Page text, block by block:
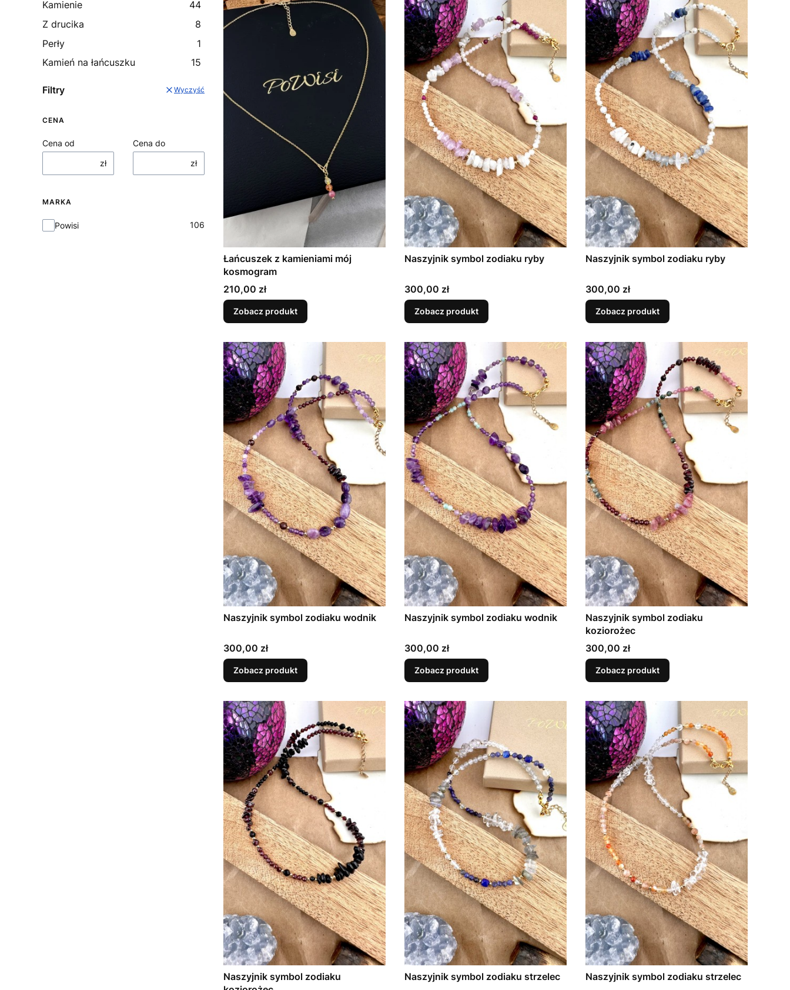
Kamienie
44
Z drucika
8
Perły
1
Kamień na łańcuszku
15
Filtry Wyczyść
CENA
Cena od
zł
Cena do
zł
MARKA
Marka
Powisi 106
Łańcuszek z kamieniami mój
kosmogram
Cena
210,00 zł
Zobacz produkt
Naszyjnik symbol zodiaku ryby
Cena
300,00 zł
Zobacz produkt
Naszyjnik symbol zodiaku ryby
Cena
300,00 zł
Zobacz produkt
Naszyjnik symbol zodiaku wodnik
Cena
300,00 zł
Zobacz produkt
Naszyjnik symbol zodiaku wodnik
Cena
300,00 zł
Zobacz produkt
Naszyjnik symbol zodiaku
koziorożec
Cena
300,00 zł
Zobacz produkt
Naszyjnik symbol zodiaku
Naszyjnik symbol zodiaku strzelec Naszyjnik symbol zodiaku strzelec